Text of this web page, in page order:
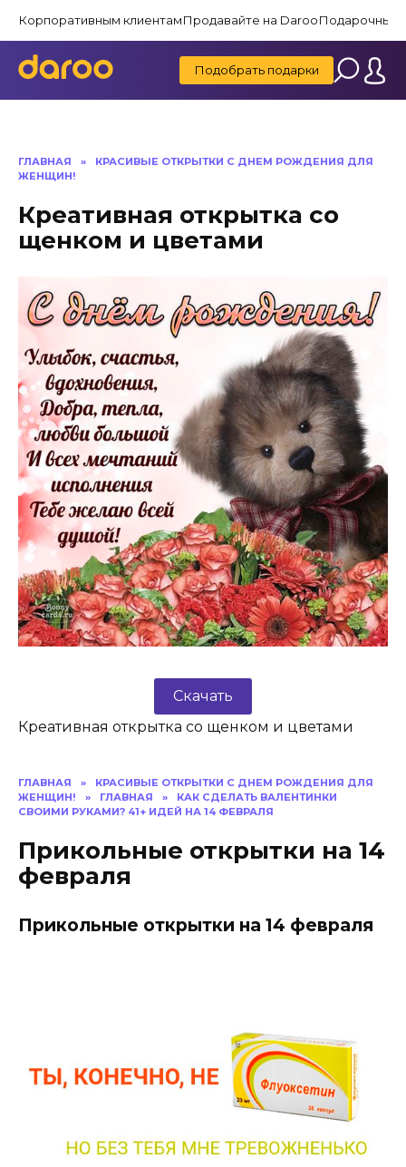
содержанию
Корпоративным клиентамПродавайте на DarooПодарочные
Подобрать подарки
ГЛАВНАЯ »
КРАСИВЫЕ ОТКРЫТКИ C ДНЕМ РОЖДЕНИЯ ДЛЯ
ЖЕНЩИН!
Креативная открытка со
щенком и цветами
Скачать
Креативная открытка со щенком и цветами
ГЛАВНАЯ »
КРАСИВЫЕ ОТКРЫТКИ C ДНЕМ РОЖДЕНИЯ ДЛЯ
ЖЕНЩИН!
» ГЛАВНАЯ »
КАК СДЕЛАТЬ ВАЛЕНТИНКИ
СВОИМИ РУКАМИ? 41+ ИДЕЙ НА 14 ФЕВРАЛЯ
Прикольные открытки на 14
февраля
Прикольные открытки на 14 февраля